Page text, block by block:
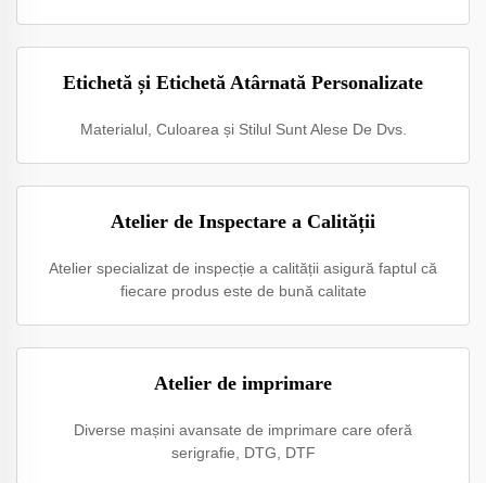
Etichetă și Etichetă Atârnată Personalizate
Materialul, Culoarea și Stilul Sunt Alese De Dvs.
Atelier de Inspectare a Calității
Atelier specializat de inspecție a calității asigură faptul că
fiecare produs este de bună calitate
Atelier de imprimare
Diverse mașini avansate de imprimare care oferă
serigrafie, DTG, DTF